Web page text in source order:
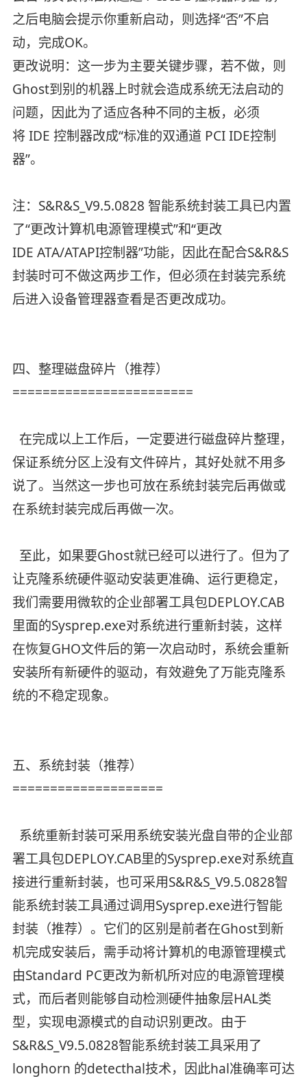
之后电脑会提示你重新启动，则选择“否”不启
动，完成OK。
更改说明：这一步为主要关键步骤，若不做，则
Ghost到别的机器上时就会造成系统无法启动的
问题，因此为了适应各种不同的主板，必须
将 IDE 控制器改成“标准的双通道 PCI IDE控制
器”。
注：S&R&S_V9.5.0828 智能系统封装工具已内置
了“更改计算机电源管理模式”和“更改
IDE ATA/ATAPI控制器”功能，因此在配合S&R&S
封装时可不做这两步工作，但必须在封装完系统
后进入设备管理器查看是否更改成功。
四、整理磁盘碎片（推荐）
========================
在完成以上工作后，一定要进行磁盘碎片整理，
保证系统分区上没有文件碎片，其好处就不用多
说了。当然这一步也可放在系统封装完后再做或
在系统封装完成后再做一次。
至此，如果要Ghost就已经可以进行了。但为了
让克隆系统硬件驱动安装更准确、运行更稳定，
我们需要用微软的企业部署工具包DEPLOY.CAB
里面的Sysprep.exe对系统进行重新封装，这样
在恢复GHO文件后的第一次启动时，系统会重新
安装所有新硬件的驱动，有效避免了万能克隆系
统的不稳定现象。
五、系统封装（推荐）
====================
系统重新封装可采用系统安装光盘自带的企业部
署工具包DEPLOY.CAB里的Sysprep.exe对系统直
接进行重新封装，也可采用S&R&S_V9.5.0828智
能系统封装工具通过调用Sysprep.exe进行智能
封装（推荐）。它们的区别是前者在Ghost到新
机完成安装后，需手动将计算机的电源管理模式
由Standard PC更改为新机所对应的电源管理模
式，而后者则能够自动检测硬件抽象层HAL类
型，实现电源模式的自动识别更改。由于
S&R&S_V9.5.0828智能系统封装工具采用了
longhorn 的detecthal技术，因此hal准确率可达